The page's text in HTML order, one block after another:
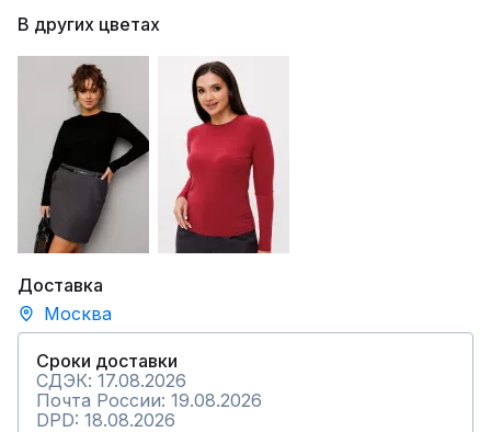
В других цветах
Доставка
Москва
Сроки доставки
СДЭК: 17.08.2026
Почта России: 19.08.2026
DPD: 18.08.2026